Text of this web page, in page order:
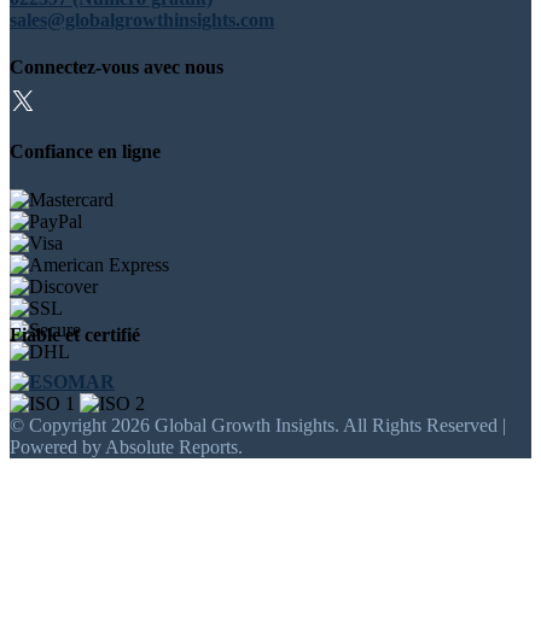
sales@globalgrowthinsights.com
Connectez-vous avec nous
Confiance en ligne
Fiable et certifié
© Copyright 2026 Global Growth Insights. All Rights Reserved |
Powered by Absolute Reports.